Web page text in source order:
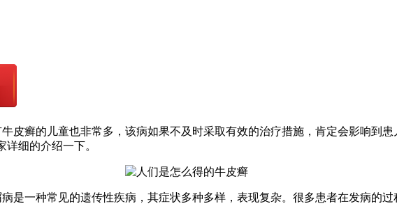
癣的儿童也非常多，该病如果不及时采取有效的治疗措施，肯定会影响到患
细的介绍一下。
是一种常见的遗传性疾病，其症状多种多样，表现复杂。很多患者在发病的